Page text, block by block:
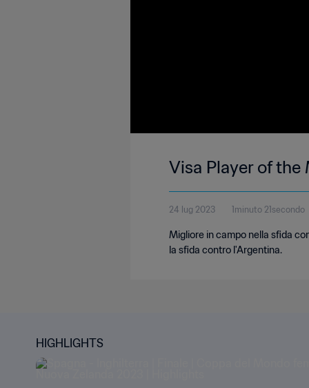
Visa Player of
24 lug 2023 1minuto 21secondo
Migliore in campo nella sfida
la sfida contro l'Argentina.
HIGHLIGHTS